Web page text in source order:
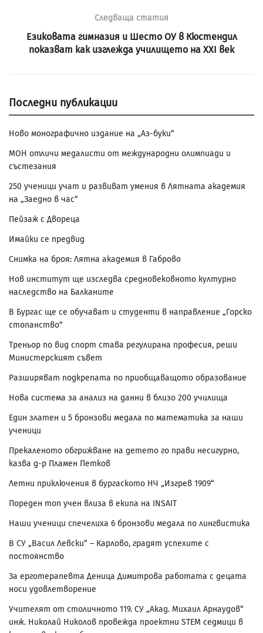
Следваща статия
Езиковата гимназия и Шесто ОУ в Кюстендил
показват как изглежда училището на XXI век
Последни публикации
Ново монографично издание на „Аз-буки“
МОН отличи медалисти от международни олимпиади и
състезания
250 ученици учат и развиват умения в Лятната академия
на „Заедно в час“
Пейзаж с Двореца
Имайки се предвид
Снимка на броя: Лятна академия в Габрово
Нов институт ще изследва средновековното културно
наследство на Балканите
В Бургас ще се обучават и студенти в направление „Горско
стопанство“
Треньор по вид спорт става регулирана професия, реши
Министерският съвет
Разширяват подкрепата по приобщаващото образование
Нова система за анализ на данни в близо 200 училища
Един златен и 5 бронзови медала по математика за наши
ученици
Прекаленото обгрижване на детето го прави несигурно,
казва д-р Пламен Петков
Летни приключения в бургаското НЧ „Изгрев 1909“
Пореден топ учен влиза в екипа на INSAIT
Наши ученици спечелиха 6 бронзови медала по лингвистика
В СУ „Васил Левски“ – Карлово, градят успехите с
постоянство
За ерготерапевта Деница Димитрова работата с децата
носи удовлетворение
Учителят от столичното 119. СУ „Акад. Михаил Арнаудов“
инж. Николай Николов провежда проектни STEM седмици в